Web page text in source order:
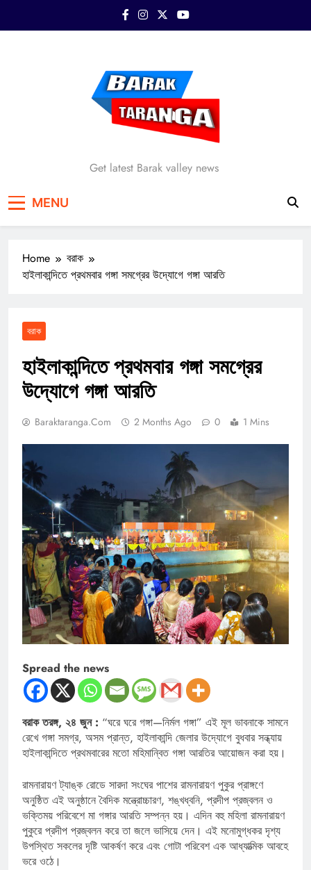
Barak Taranga
Get latest Barak valley news
MENU
Home
বরাক
হাইলাকান্দিতে প্রথমবার গঙ্গা সমগ্রের উদ্যোগে গঙ্গা আরতি
বরাক
হাইলাকান্দিতে প্রথমবার গঙ্গা সমগ্রের
উদ্যোগে গঙ্গা আরতি
Baraktaranga.com 2 Months Ago 0 1 Mins
Spread the news
বরাক তরঙ্গ, ২৪ জুন : “ঘরে ঘরে গঙ্গা—নির্মল গঙ্গা” এই মূল ভাবনাকে সামনে
রেখে গঙ্গা সমগ্র, অসম প্রান্ত, হাইলাকান্দি জেলার উদ্যোগে বুধবার সন্ধ্যায়
হাইলাকান্দিতে প্রথমবারের মতো মহিমান্বিত গঙ্গা আরতির আয়োজন করা হয়।
রামনারায়ণ ট্যাঙ্ক রোডে সারদা সংঘের পাশের রামনারায়ণ পুকুর প্রাঙ্গণে
অনুষ্ঠিত এই অনুষ্ঠানে বৈদিক মন্ত্রোচ্চারণ, শঙ্খধ্বনি, প্রদীপ প্রজ্বলন ও
ভক্তিময় পরিবেশে মা গঙ্গার আরতি সম্পন্ন হয়। এদিন বহু মহিলা রামনারায়ণ
পুকুরে প্রদীপ প্রজ্বলন করে তা জলে ভাসিয়ে দেন। এই মনোমুগ্ধকর দৃশ্য
উপস্থিত সকলের দৃষ্টি আকর্ষণ করে এবং গোটা পরিবেশ এক আধ্যাত্মিক আবহে
ভরে ওঠে।